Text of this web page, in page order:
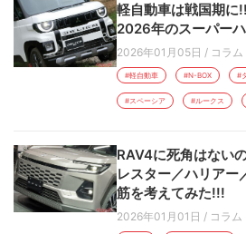
軽自動車は戦国期
2026年のスーパー
2026年01月05日 / コラム
#軽自動車 #N-BOX #
#スペーシア #ルークス
RAV4に死角はない
レスター／ハリアー
筋を考えてみた!!!
2026年01月01日 / コラム